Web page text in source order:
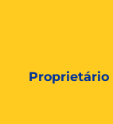
Proprietário